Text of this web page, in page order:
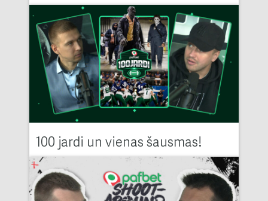
100 jardi un vienas šausmas!